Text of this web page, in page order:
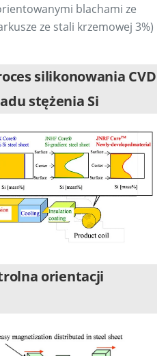
blachami ze
ze stali krzemowej 3%)
silikonowania CVD
stężenia Si
orientacji